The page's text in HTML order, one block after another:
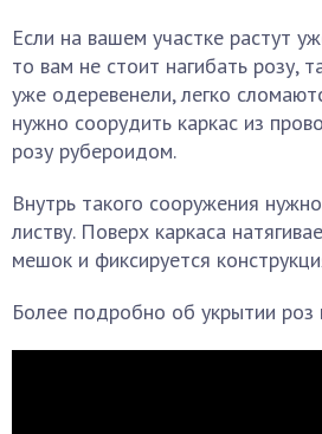
Если на вашем участке растут
то вам не стоит нагибать розу,
уже одеревенели, легко
нужно соорудить каркас из
розу рубероидом.
Внутрь такого сооружения
листву. Поверх каркаса
мешок и фиксируется
Более подробно об укрытии роз